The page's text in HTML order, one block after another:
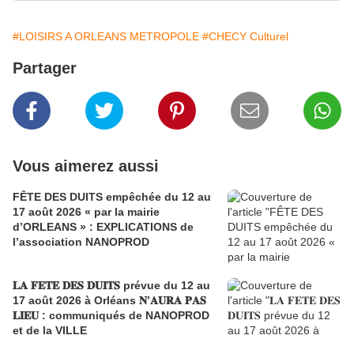
#LOISIRS A ORLEANS METROPOLE #CHECY Culturel
Partager
Vous aimerez aussi
FÊTE DES DUITS empêchée du 12 au
17 août 2026 « par la mairie
d’ORLEANS » : EXPLICATIONS de
l’association NANOPROD
𝐋𝐀 𝐅𝐄𝐓𝐄 𝐃𝐄𝐒 𝐃𝐔𝐈𝐓𝐒 prévue du 12 au
17 août 2026 à Orléans 𝐍’𝐀𝐔𝐑𝐀 𝐏𝐀𝐒
𝐋𝐈𝐄𝐔 : communiqués de NANOPROD
et de la VILLE